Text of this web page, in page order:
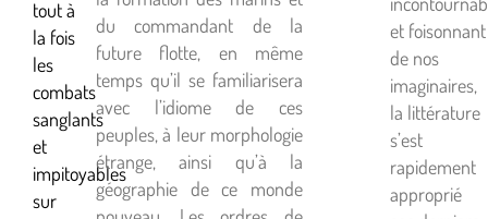
tout à
la fois
les
combats
sanglants
et
impitoyables
sur
du commandant de la
future flotte, en même
temps qu’il se familiarisera
avec l’idiome de ces
peuples, à leur morphologie
étrange, ainsi qu’à la
géographie de ce monde
et foisonnant
de nos
imaginaires,
la littérature
s’est
rapidement
approprié